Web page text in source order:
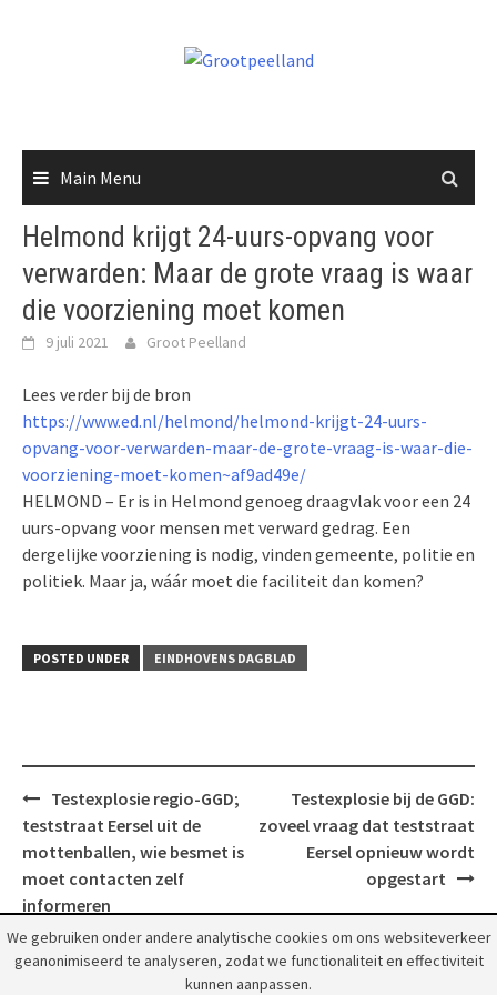
Main Menu
Helmond krijgt 24-uurs-opvang voor
verwarden: Maar de grote vraag is waar
die voorziening moet komen
9 juli 2021 Groot Peelland
Lees verder bij de bron
https://www.ed.nl/helmond/helmond-krijgt-24-uurs-
opvang-voor-verwarden-maar-de-grote-vraag-is-waar-die-
voorziening-moet-komen~af9ad49e/
HELMOND – Er is in Helmond genoeg draagvlak voor een 24
uurs-opvang voor mensen met verward gedrag. Een
dergelijke voorziening is nodig, vinden gemeente, politie en
politiek. Maar ja, wáár moet die faciliteit dan komen?
POSTED UNDER EINDHOVENS DAGBLAD
Post
navigation
Testexplosie regio-GGD;
teststraat Eersel uit de
mottenballen, wie besmet is
moet contacten zelf
informeren
Testexplosie bij de GGD:
zoveel vraag dat teststraat
Eersel opnieuw wordt
opgestart
We gebruiken onder andere analytische cookies om ons websiteverkeer
geanonimiseerd te analyseren, zodat we functionaliteit en effectiviteit
kunnen aanpassen.